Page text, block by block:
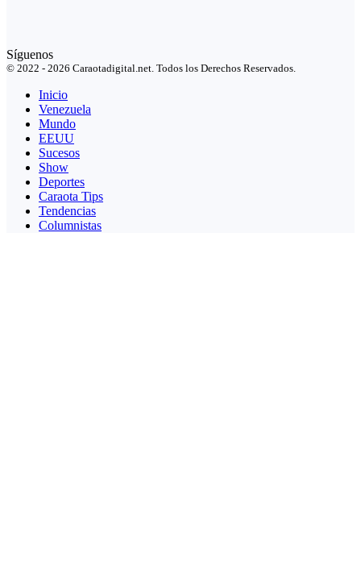
Síguenos
© 2022 - 2026 Caraotadigital.net. Todos los Derechos Reservados.
Inicio
Venezuela
Mundo
EEUU
Sucesos
Show
Deportes
Caraota Tips
Tendencias
Columnistas